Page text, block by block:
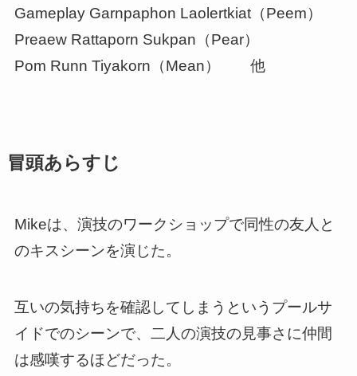
Gameplay Garnpaphon Laolertkiat（Peem）
Preaew Rattaporn Sukpan（Pear）
Pom Runn Tiyakorn（Mean） 他
冒頭あらすじ
Mikeは、演技のワークショップで同性の友人と
のキスシーンを演じた。
互いの気持ちを確認してしまうというプールサ
イドでのシーンで、二人の演技の見事さに仲間
は感嘆するほどだった。